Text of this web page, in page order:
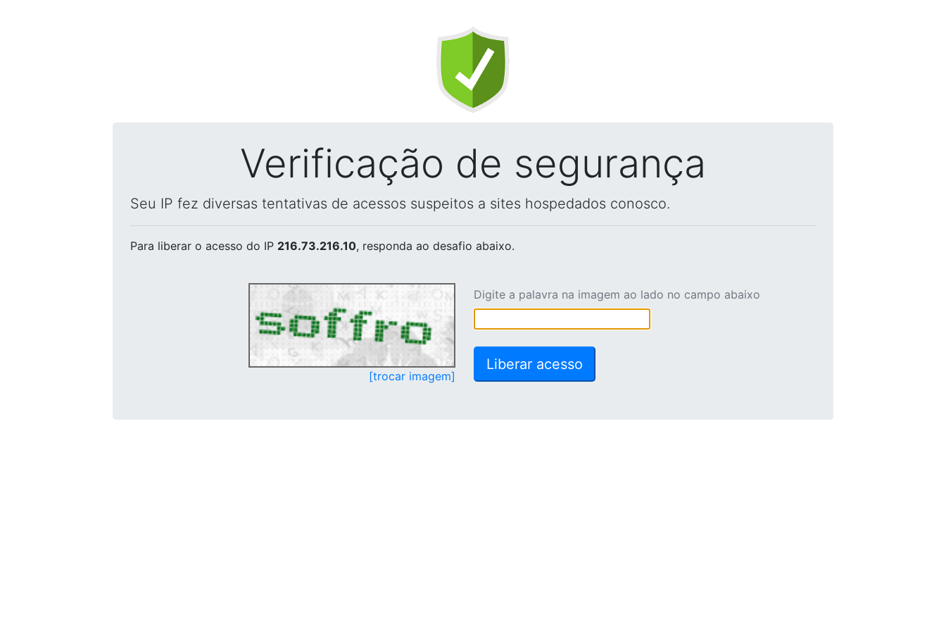
Verificação de segurança
Seu IP fez diversas tentativas de acessos suspeitos a sites hospedados conosco.
Para liberar o acesso do IP 216.73.216.10, responda ao desafio abaixo.
[trocar imagem]
Digite a palavra na imagem ao lado no campo abaixo